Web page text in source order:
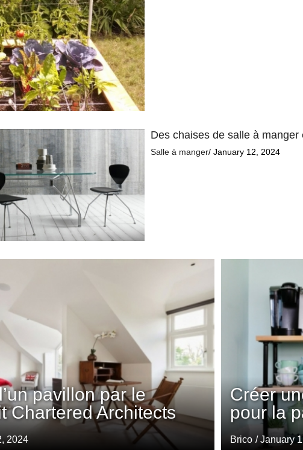
Des chaises de salle à
Salle à manger/ January 12, 2024
Créer
pour la
Brico / January
pavillon par le
Chartered Architects
2024